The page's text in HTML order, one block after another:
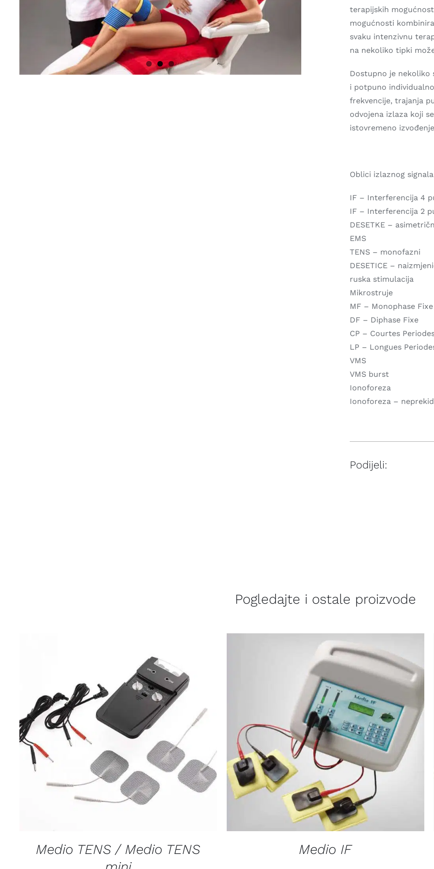
terapijskih
mogućnosti
svaku intenzivnu
na nekoliko tipki
Dostupno je nekoliko
i potpuno
frekvencije, trajanja
odvojena izlaza koji
istovremeno
Oblici izlaznog
IF – Interferencija 4
IF – Interferencija 2
DESETKE –
EMS
TENS – monofazni
DESETICE –
ruska stimulacija
Mikrostruje
MF – Monophase Fixe
DF – Diphase Fixe
CP – Courtes
LP – Longues
VMS
VMS burst
Ionoforeza
Ionoforeza –
Podijeli:
Pogledajte i ostale proizvode
QUICK VIEW
Medio TENS / Medio TENS
QUICK VIEW
Medio IF